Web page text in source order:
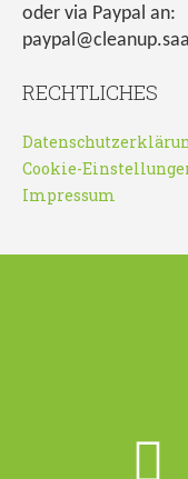
oder via Paypal an:
RECHTLICHES
Cookie-
Impressum